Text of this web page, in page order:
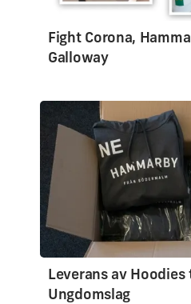
Fight Corona,
Galloway
Leverans av
Ungdomslag